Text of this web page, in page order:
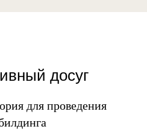
досуг
для проведения